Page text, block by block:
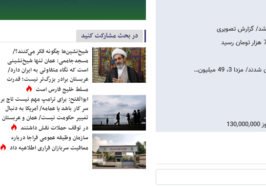
در بحث مشارکت کنید
شیخ‌نشین‌ها چگونه فکر می‌کنند؟/
مسجدجامعی: عمان تنها شیخ‌نشینی
است که نگاه متفاوتی به ایران دارد/
عربستان برادر بزرگ‌تر نیست؛ قدرت
مسلط خلیج فارس است
ابوالفتح: برای ترامپ مهم نیست تاج بر
سر کار باشد یا عمامه/ آمریکا به دنبال
تغییر حکومت نیست/ عمان و عربستان
در توقف حملات نقش داشتند
سازمان وظیفه عمومی فراجا درباره
معافیت سربازان فراری اطلاعیه داد